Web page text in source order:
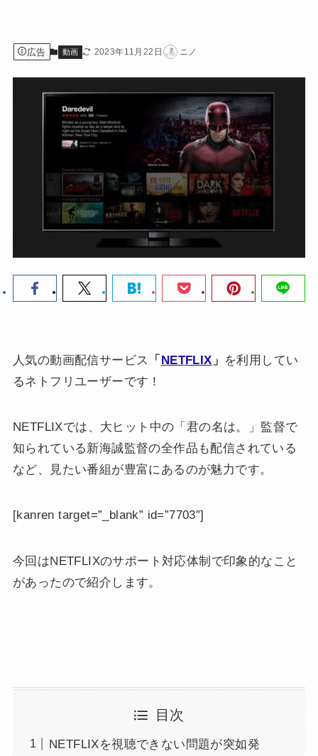
広告 動画 2023年11月22日 ニノ
人気の動画配信サービス 「 NETFLIX 」 を利用してい
るネトフリユーザーです！
NETFLIXでは、大ヒット中の「君の名は。」監督で
知られている新海誠監督の全作品も配信されている
など、見たい番組が豊富にあるのが魅力です。
[kanren target=”_blank” id=”7703″]
今回はNETFLIXのサポート対応体制で印象的なこと
があったので紹介します。
目次
NETFLIXを視聴できない問題が突如発